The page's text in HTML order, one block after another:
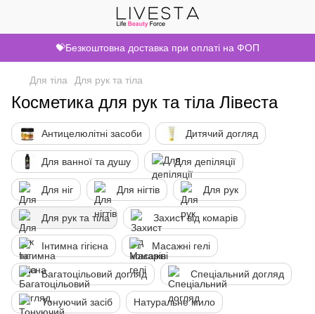
💝Безкоштовна доставка при оплаті на ФОП
Для тіла Для рук та тіла
Косметика для рук та тіла Лівеста
Антицелюлітні засоби Дитячий догляд
Для ванної та душу Для депіляції
Для ніг Для нігтів Для рук
Для рук та тіла Захист від комарів
Інтимна гігієна Масажні гелі
Багатоцільовий догляд Спеціальний догляд
Тонуючий засіб Натуральне мило